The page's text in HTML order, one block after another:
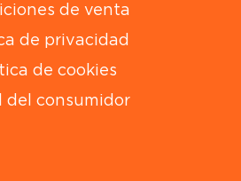
de venta
de privacidad
de cookies
del consumidor